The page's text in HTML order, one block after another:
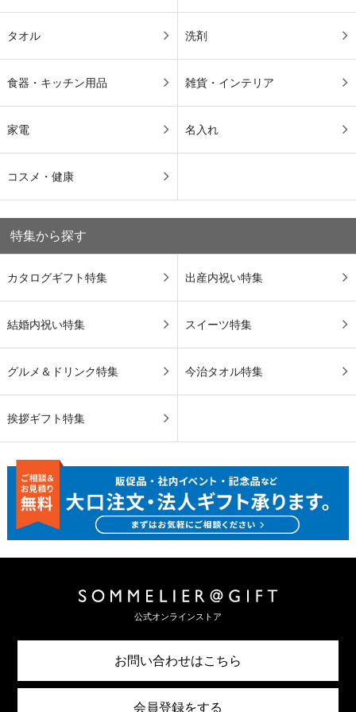
タオル 洗剤
食器・キッチン用品 雑貨・インテリア
家電 名入れ
コスメ・健康
特集から探す
カタログギフト特集 出産内祝い特集
結婚内祝い特集 スイーツ特集
グルメ＆ドリンク特集 今治タオル特集
挨拶ギフト特集
公式オンラインストア
お問い合わせはこちら
会員登録をする